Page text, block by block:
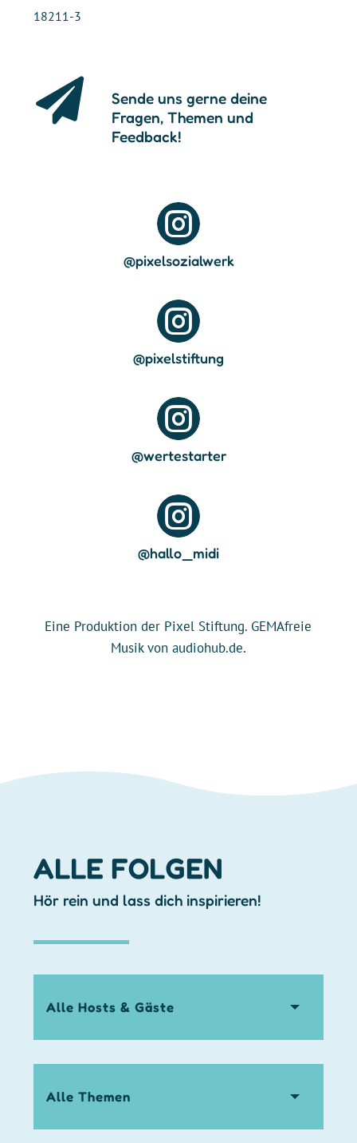
18211-3

Sende uns gerne deine
Fragen, Themen und
Feedback!

@pixelsozialwerk

@pixelstiftung

@wertestarter

@hallo_midi
Eine Produktion der Pixel Stiftung. GEMAfreie
Musik von audiohub.de.
ALLE FOLGEN
Hör rein und lass dich inspirieren!